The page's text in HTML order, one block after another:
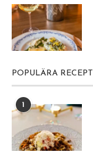
POPULÄRA RECEPT